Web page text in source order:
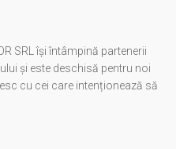
SRL își întâmpină partenerii
și este deschisă pentru noi
cu cei care intenționează să